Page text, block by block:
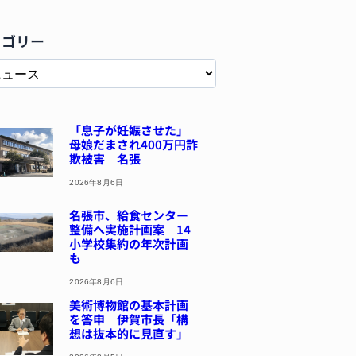
リー
「息子が妊娠させた」
母娘だまされ400万円詐
欺被害 名張
2026年8月6日
名張市、給食センター
整備へ実施計画案 14
小学校集約の年次計画
も
2026年8月6日
美術博物館の基本計画
を答申 伊賀市長「構
想は抜本的に見直す」